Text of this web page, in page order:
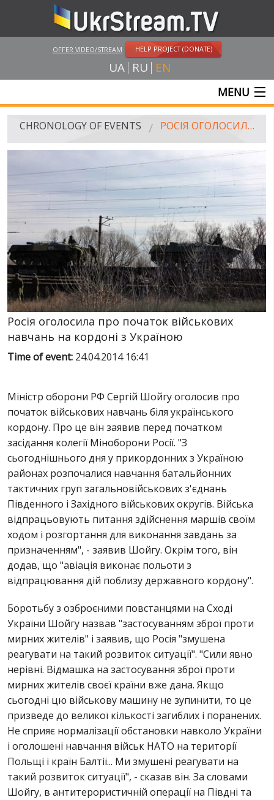
OFFER VIDEO/STREAM HELP PROJECT (DONATE)
UA RU EN
MENU
MAIN
RUSSIA-UKRAINE WAR
WINTER ON FIRE: UKRAINE'S FIGHT FOR FREEDOM
CHRONOLOGY OF EUROMAIDAN
SERVICES
CHRONOLOGY OF EVENTS РОСІЯ ОГОЛОСИЛА ПРО ПОЧАТОК ВІЙСЬКОВИХ НАВЧАНЬ НА КОРДОНІ З УКРАЇНОЮ
Росія оголосила про початок військових
навчань на кордоні з Україною
Time of event: 24.04.2014 16:41
Міністр оборони РФ Сергій Шойгу оголосив про
початок військових навчань біля українського
кордону. Про це він заявив перед початком
засідання колегії Міноборони Росії. "З
сьогоднішнього дня у прикордонних з Україною
районах розпочалися навчання батальйонних
тактичних груп загальновійськових з'єднань
Південного і Західного військових округів. Війська
відпрацьовують питання здійснення маршів своїм
ходом і розгортання для виконання завдань за
призначенням", - заявив Шойгу. Окрім того, він
додав, що "авіація виконає польоти з
відпрацювання дій поблизу державного кордону".
Боротьбу з озброєними повстанцями на Сході
України Шойгу назвав "застосуванням зброї проти
мирних жителів" і заявив, що Росія "змушена
реагувати на такий розвиток ситуації". "Сили явно
нерівні. Відмашка на застосування зброї проти
мирних жителів своєї країни вже дана. Якщо
сьогодні цю військову машину не зупинити, то це
призведе до великої кількості загиблих і поранених.
Не сприяє нормалізації обстановки навколо України
і оголошені навчання військ НАТО на території
Польщі і країн Балтії... Ми змушені реагувати на
такий розвиток ситуації", - сказав він. За словами
Шойгу, в антитерористичній операції на Півдні та